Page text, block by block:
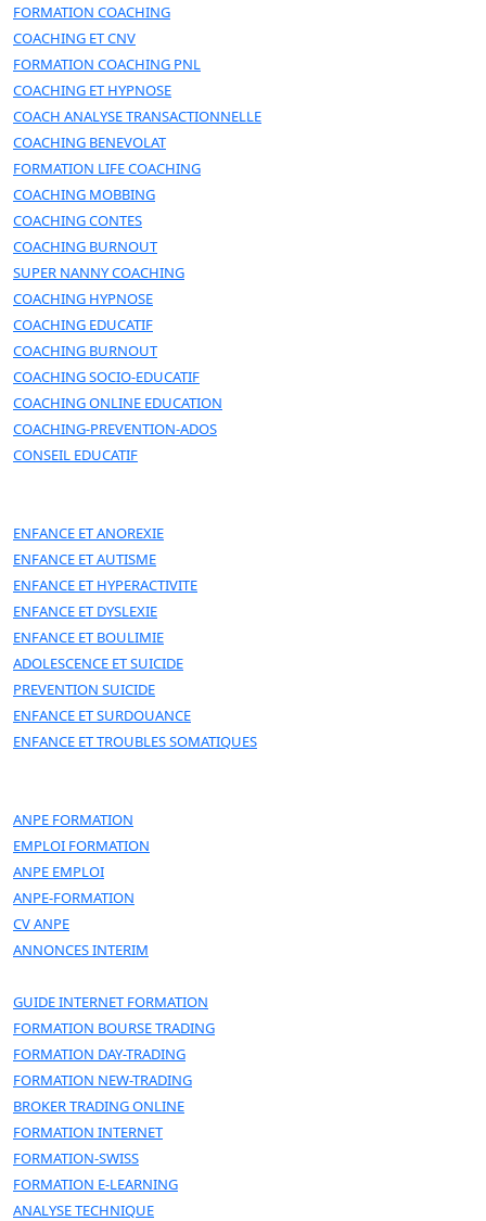
FORMATION COACHING
COACHING ET CNV
FORMATION COACHING PNL
COACHING ET HYPNOSE
COACH ANALYSE TRANSACTIONNELLE
COACHING BENEVOLAT
FORMATION LIFE COACHING
COACHING MOBBING
COACHING CONTES
COACHING BURNOUT
SUPER NANNY COACHING
COACHING HYPNOSE
COACHING EDUCATIF
COACHING BURNOUT
COACHING SOCIO-EDUCATIF
COACHING ONLINE EDUCATION
COACHING-PREVENTION-ADOS
CONSEIL EDUCATIF
ENFANCE ET ANOREXIE
ENFANCE ET AUTISME
ENFANCE ET HYPERACTIVITE
ENFANCE ET DYSLEXIE
ENFANCE ET BOULIMIE
ADOLESCENCE ET SUICIDE
PREVENTION SUICIDE
ENFANCE ET SURDOUANCE
ENFANCE ET TROUBLES SOMATIQUES
ANPE FORMATION
EMPLOI FORMATION
ANPE EMPLOI
ANPE-FORMATION
CV ANPE
ANNONCES INTERIM
GUIDE INTERNET FORMATION
FORMATION BOURSE TRADING
FORMATION DAY-TRADING
FORMATION NEW-TRADING
BROKER TRADING ONLINE
FORMATION INTERNET
FORMATION-SWISS
FORMATION E-LEARNING
ANALYSE TECHNIQUE